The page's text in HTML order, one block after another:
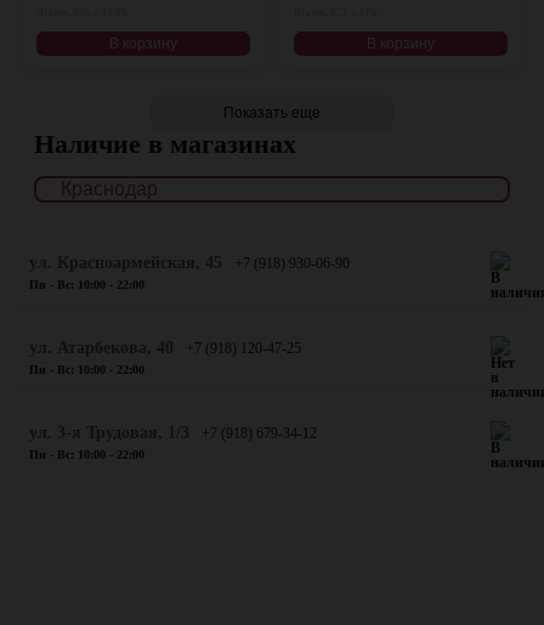
В корзину В корзину
Показать еще
Наличие в магазинах
+7 (918) 930-06-90
Пн - Вс: 10:00 - 22:00
+7 (918) 120-47-25
Пн - Вс: 10:00 - 22:00
+7 (918) 679-34-12
Пн - Вс: 10:00 - 22:00